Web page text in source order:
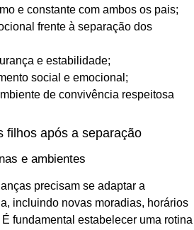
e constante com ambos os pais;
frente à separação dos
e estabilidade;
social e emocional;
de convivência respeitosa
filhos após a separação
e ambientes
precisam se adaptar a
incluindo novas moradias, horários
fundamental estabelecer uma rotina